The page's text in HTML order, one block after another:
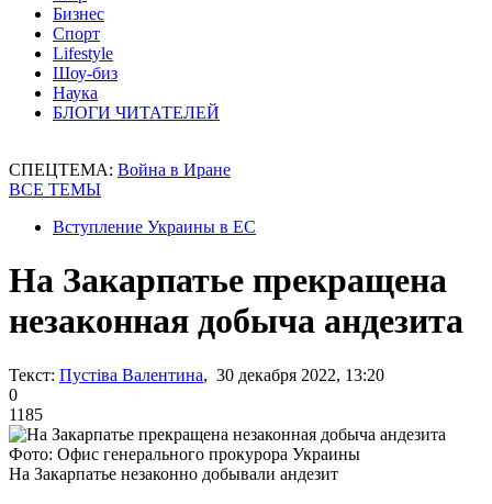
Бизнес
Спорт
Lifestyle
Шоу-биз
Наука
БЛОГИ ЧИТАТЕЛЕЙ
СПЕЦТЕМА: Война в Иране
ВСЕ ТЕМЫ
Вступление Украины в ЕС
На Закарпатье прекращена
незаконная добыча андезита
Текст: Пустіва Валентина, 30 декабря 2022, 13:20
0
1185
Фото: Офис генерального прокурора Украины
На Закарпатье незаконно добывали андезит